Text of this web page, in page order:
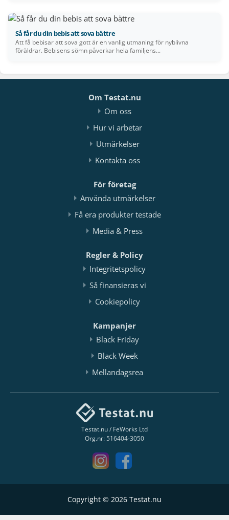
Så får du din bebis att sova bättre
Att få bebisar att sova gott är en vanlig utmaning för nyblivna
föräldrar. Bebisens sömn påverkar hela familjens...
Testat.nu / FeWorks Ltd
Org.nr: 516404-3050
Om Testat.nu
Om oss
Hur vi arbetar
Utmärkelser
Kontakta oss
För företag
Använda utmärkelser
Få era produkter testade
Media & Press
Regler & Policy
Integritetspolicy
Så finansieras vi
Cookiepolicy
Kampanjer
Black Friday
Black Week
Mellandagsrea
Copyright © 2026 Testat.nu